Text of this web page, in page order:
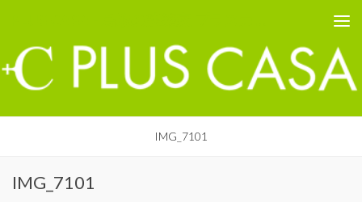
IMG_7101
IMG_7101